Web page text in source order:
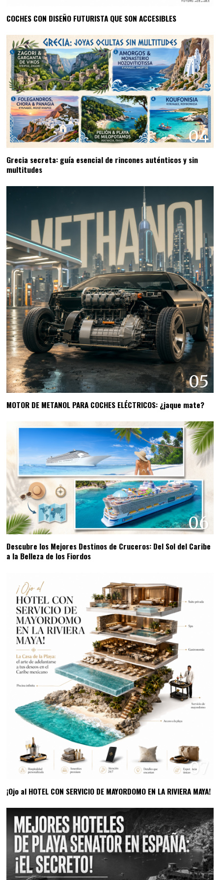
COCHES CON DISEÑO FUTURISTA QUE SON ACCESIBLES
04
Grecia secreta: guía esencial de rincones auténticos y sin
multitudes
05
MOTOR DE METANOL PARA COCHES ELÉCTRICOS: ¿jaque mate?
06
Descubre los Mejores Destinos de Cruceros: Del Sol del Caribe
a la Belleza de los Fiordos
07
¡Ojo al HOTEL CON SERVICIO DE MAYORDOMO EN LA RIVIERA MAYA!